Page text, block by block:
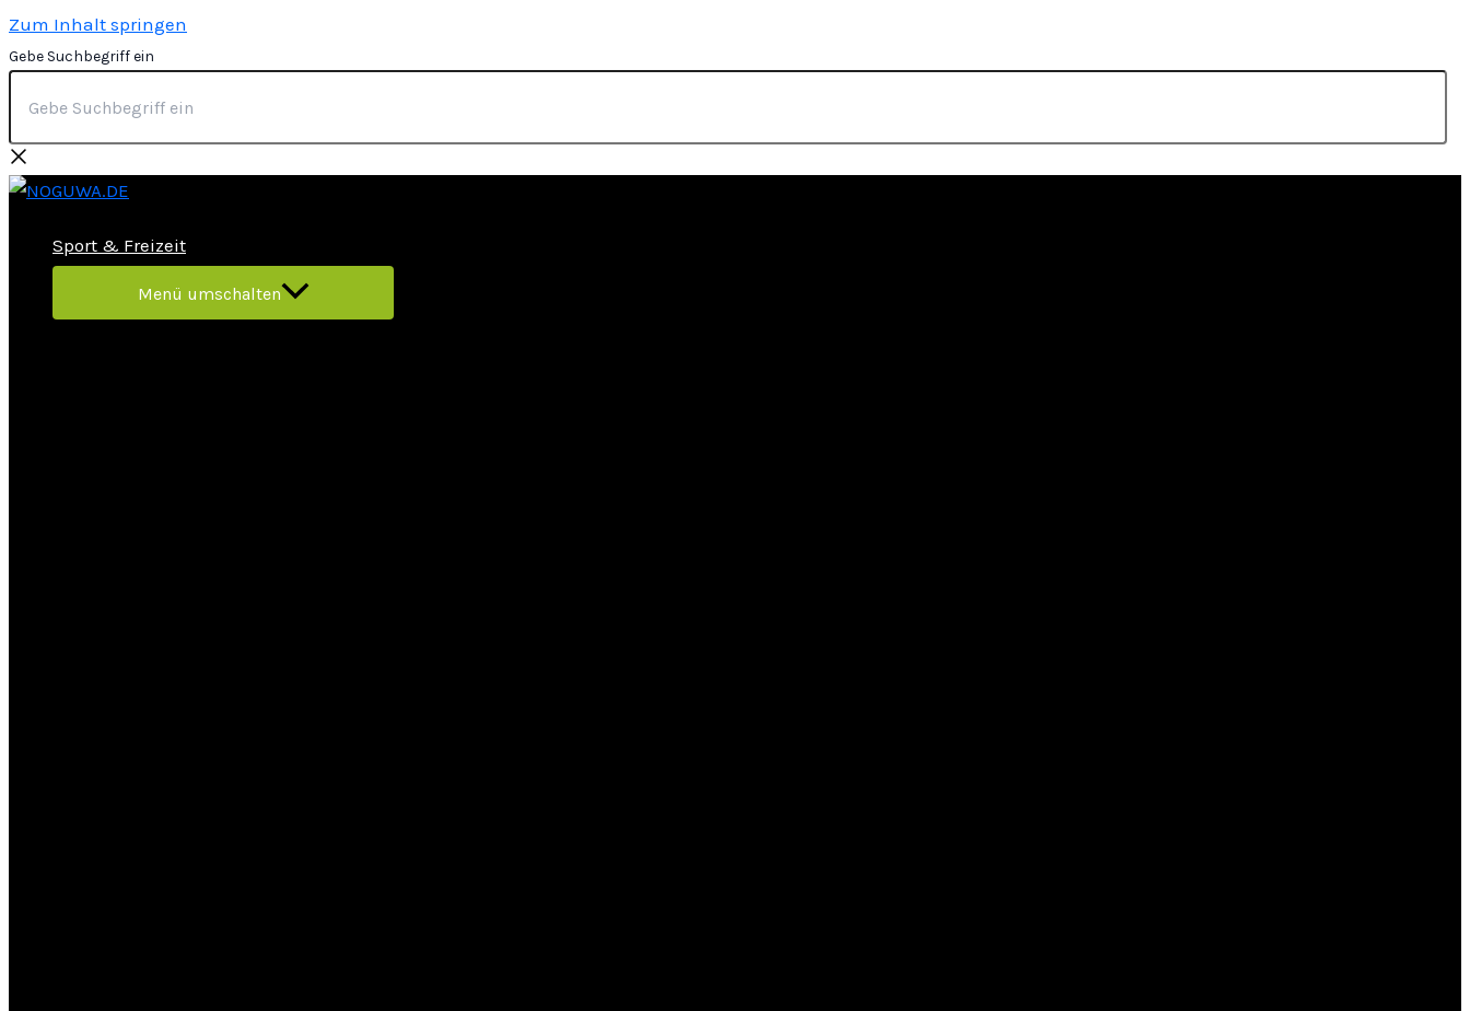
Zum Inhalt springen
Gebe Suchbegriff ein
Sport & Freizeit
Menü umschalten